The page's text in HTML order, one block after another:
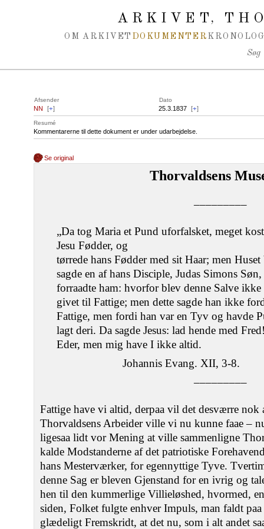
ARKIVET,
OM ARKIVET DOKUMENTER
Søg
Afsender Dato
NN [+] 25.3.1837 [+]
Resumé
Kommentarerne til dette dokument er under udarbejdelse.
Se original
Thorvaldsens
–––––––––
„Da tog Maria et Pund uforfalsket, meget
Jesu Fødder, og
tørrede hans Fødder med sit Haar; men
sagde en af hans Disciple, Judas Simons
forraadte ham: hvorfor blev denne Salve
givet til Fattige; men dette sagde han ikke
Fattige, men fordi han var en Tyv og havde
lagt deri. Da sagde Jesus: lad hende med
Eder, men mig have I ikke altid.
Johannis Evang. XII, 3-8.
–––––––––
Fattige have vi altid, derpaa vil det desværre nok
Thorvaldsens Arbeider ville vi nu kunne faae –
ligesaa lidt vor Mening at ville sammenligne
kalde Modstanderne af det patriotiske
hans Mesterværker, for egennyttige Tyve.
denne Sag er bleven Gjenstand for en ivrig og
hen til den kummerlige Villieløshed, hvormed,
siden, Folket fulgte enhver Impuls, man faldt paa
glædeligt Fremskridt, at det nu, som i alt andet